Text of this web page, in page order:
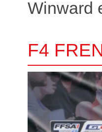
Winward
F4